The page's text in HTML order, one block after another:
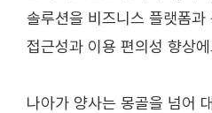
솔루션을 비즈니스 플랫폼과
접근성과 이용 편의성 향상
나아가 양사는 몽골을 넘어